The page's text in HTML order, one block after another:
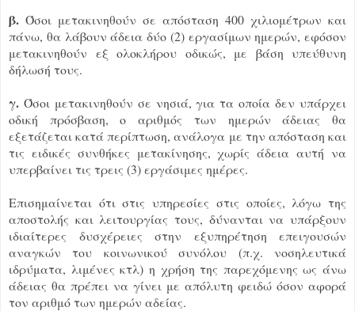
β. Όσοι μετακινηθούν σε απόσταση 400 χιλιομέτρων και
πάνω, θα λάβουν άδεια δύο (2) εργασίμων ημερών, εφόσον
μετακινηθούν εξ ολοκλήρου οδικώς, με βάση υπεύθυνη
δήλωσή τους.
γ. Όσοι μετακινηθούν σε νησιά, για τα οποία δεν υπάρχει
οδική πρόσβαση, ο αριθμός των ημερών άδειας θα
εξετάζεται κατά περίπτωση, ανάλογα με την απόσταση και
τις ειδικές συνθήκες μετακίνησης, χωρίς άδεια αυτή να
υπερβαίνει τις τρεις (3) εργάσιμες ημέρες.
Επισημαίνεται ότι στις υπηρεσίες στις οποίες, λόγω της
αποστολής και λειτουργίας τους, δύνανται να υπάρξουν
ιδιαίτερες δυσχέρειες στην εξυπηρέτηση επειγουσών
αναγκών του κοινωνικού συνόλου (π.χ. νοσηλευτικά
ιδρύματα, λιμένες κτλ) η χρήση της παρεχόμενης ως άνω
άδειας θα πρέπει να γίνει με απόλυτη φειδώ όσον αφορά
τον αριθμό των ημερών αδείας.